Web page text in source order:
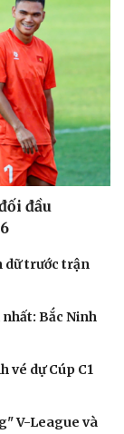
đầu
dữ trước trận
Bắc Ninh
vé dự Cúp C1
V-League và